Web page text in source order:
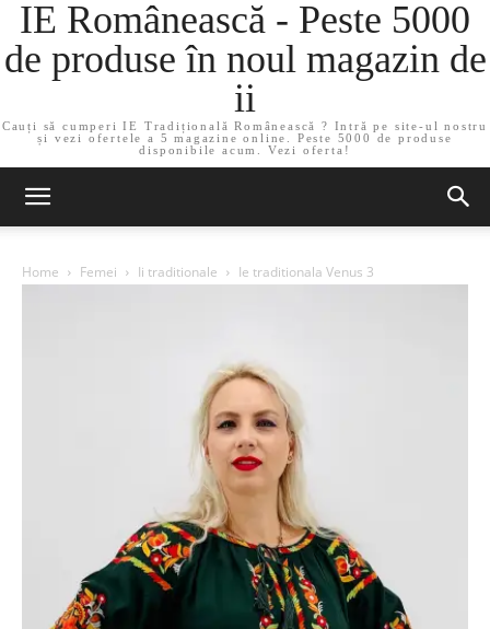
IE Românească - Peste 5000
de produse în noul magazin de
ii
Cauți să cumperi IE Tradițională Românească ? Intră pe site-ul nostru
și vezi ofertele a 5 magazine online. Peste 5000 de produse
disponibile acum. Vezi oferta!
Home Femei Ii traditionale Ie traditionala Venus 3